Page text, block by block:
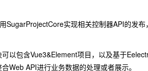
SugarProjectCore实现相关控制器API的发
以包含Vue3&Element项目，以及基于
Web API进行业务数据的处理或者展示。